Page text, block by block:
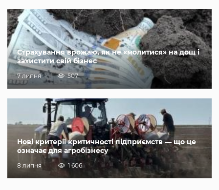
Страхування врожаю, як не «молитися» на дощ і
захистити свій бізнес
7 липня 507
Нові критерії критичності підприємств — що це
означає для агробізнесу
8 липня 1 606